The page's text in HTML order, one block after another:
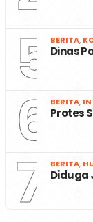
5 BERITA,
Dinas
6 BERITA, IN
Protes
7 BERITA,
Diduga